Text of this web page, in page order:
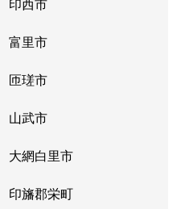
富里市
匝瑳市
山武市
大網白里市
印旛郡栄町